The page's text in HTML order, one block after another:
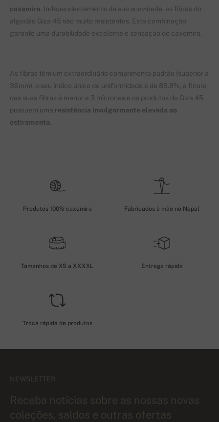
caxemira . Independentemente da sua suavidade, as fibras do
algodão Giza 45 são muito resistentes. Esta combinação
garante uma durabilidade excelente e sensação de caxemira.
As fibras têm um extraordinário comprimento padrão (superior a
36mm), o seu índice único de uniformidade é de 89.8%, a finura
das suas fibras é menor a 3 mícrones e os produtos de Giza 45
possuem uma resistência invulgarmente elevada ao
estiramento.
Produtos 100% caxemira Fabricados à mão no Nepal
Tamanhos de XS a XXXXL Entrega rápida
Troca rápida de produtos
NEWSLETTER
Receba notícias sobre as nossas novas
coleções, saldos e outras ofertas